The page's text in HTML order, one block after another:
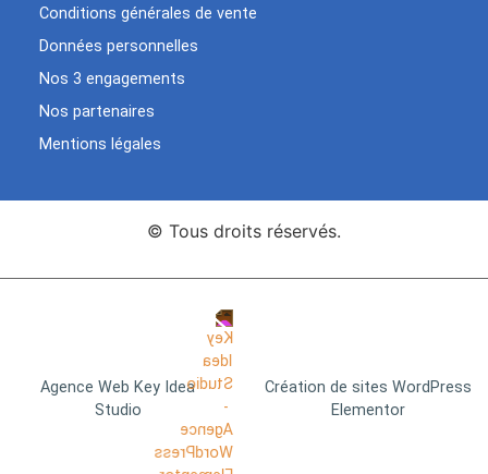
Conditions générales de vente
Données personnelles
Nos 3 engagements
Nos partenaires
Mentions légales
© Tous droits réservés.
Agence Web Key Idea
Studio
Création de sites WordPress
Elementor